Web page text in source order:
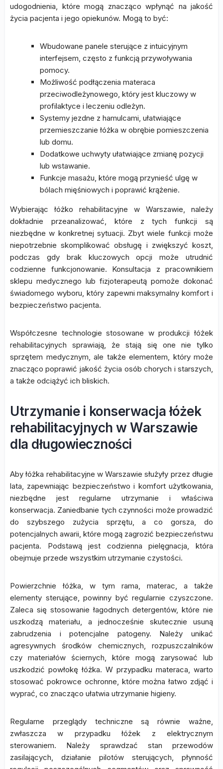
udogodnienia, które mogą znacząco wpłynąć na jakość
życia pacjenta i jego opiekunów. Mogą to być:
Wbudowane panele sterujące z intuicyjnym
interfejsem, często z funkcją przywoływania
pomocy.
Możliwość podłączenia materaca
przeciwodleżynowego, który jest kluczowy w
profilaktyce i leczeniu odleżyn.
Systemy jezdne z hamulcami, ułatwiające
przemieszczanie łóżka w obrębie pomieszczenia
lub domu.
Dodatkowe uchwyty ułatwiające zmianę pozycji
lub wstawanie.
Funkcje masażu, które mogą przynieść ulgę w
bólach mięśniowych i poprawić krążenie.
Wybierając łóżko rehabilitacyjne w Warszawie, należy
dokładnie przeanalizować, które z tych funkcji są
niezbędne w konkretnej sytuacji. Zbyt wiele funkcji może
niepotrzebnie skomplikować obsługę i zwiększyć koszt,
podczas gdy brak kluczowych opcji może utrudnić
codzienne funkcjonowanie. Konsultacja z pracownikiem
sklepu medycznego lub fizjoterapeutą pomoże dokonać
świadomego wyboru, który zapewni maksymalny komfort i
bezpieczeństwo pacjenta.
Współczesne technologie stosowane w produkcji łóżek
rehabilitacyjnych sprawiają, że stają się one nie tylko
sprzętem medycznym, ale także elementem, który może
znacząco poprawić jakość życia osób chorych i starszych,
a także odciążyć ich bliskich.
Utrzymanie i konserwacja łóżek
rehabilitacyjnych w Warszawie
dla długowieczności
Aby łóżka rehabilitacyjne w Warszawie służyły przez długie
lata, zapewniając bezpieczeństwo i komfort użytkowania,
niezbędne jest regularne utrzymanie i właściwa
konserwacja. Zaniedbanie tych czynności może prowadzić
do szybszego zużycia sprzętu, a co gorsza, do
potencjalnych awarii, które mogą zagrozić bezpieczeństwu
pacjenta. Podstawą jest codzienna pielęgnacja, która
obejmuje przede wszystkim utrzymanie czystości.
Powierzchnie łóżka, w tym rama, materac, a także
elementy sterujące, powinny być regularnie czyszczone.
Zaleca się stosowanie łagodnych detergentów, które nie
uszkodzą materiału, a jednocześnie skutecznie usuną
zabrudzenia i potencjalne patogeny. Należy unikać
agresywnych środków chemicznych, rozpuszczalników
czy materiałów ściernych, które mogą zarysować lub
uszkodzić powłokę łóżka. W przypadku materaca, warto
stosować pokrowce ochronne, które można łatwo zdjąć i
wyprać, co znacząco ułatwia utrzymanie higieny.
Regularne przeglądy techniczne są równie ważne,
zwłaszcza w przypadku łóżek z elektrycznym
sterowaniem. Należy sprawdzać stan przewodów
zasilających, działanie pilotów sterujących, płynność